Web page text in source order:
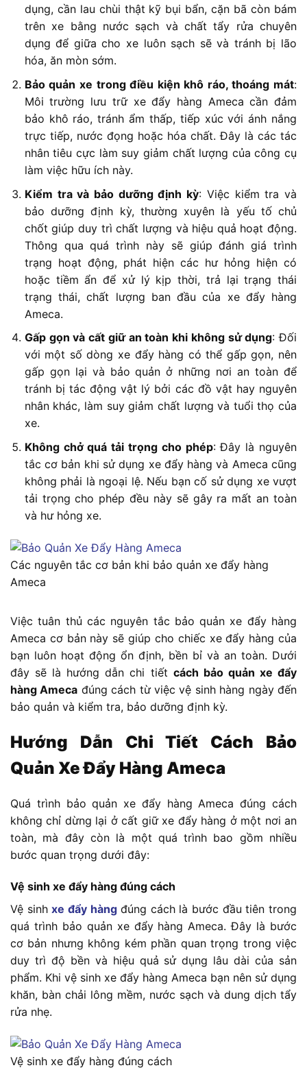
dụng, cần lau chùi thật kỹ bụi bẩn, cặn bã còn bám
trên xe bằng nước sạch và chất tẩy rửa chuyên
dụng để giữa cho xe luôn sạch sẽ và tránh bị lão
hóa, ăn mòn sớm.
Bảo quản xe trong điều kiện khô ráo, thoáng mát:
Môi trường lưu trữ xe đẩy hàng Ameca cần đảm
bảo khô ráo, tránh ẩm thấp, tiếp xúc với ánh nắng
trực tiếp, nước đọng hoặc hóa chất. Đây là các tác
nhân tiêu cực làm suy giảm chất lượng của công cụ
làm việc hữu ích này.
Kiểm tra và bảo dưỡng định kỳ: Việc kiểm tra và
bảo dưỡng định kỳ, thường xuyên là yếu tố chủ
chốt giúp duy trì chất lượng và hiệu quả hoạt động.
Thông qua quá trình này sẽ giúp đánh giá trình
trạng hoạt động, phát hiện các hư hỏng hiện có
hoặc tiềm ẩn để xử lý kịp thời, trả lại trạng thái
trạng thái, chất lượng ban đầu của xe đẩy hàng
Ameca.
Gấp gọn và cất giữ an toàn khi không sử dụng: Đối
với một số dòng xe đẩy hàng có thể gấp gọn, nên
gấp gọn lại và bảo quản ở những nơi an toàn để
tránh bị tác động vật lý bởi các đồ vật hay nguyên
nhân khác, làm suy giảm chất lượng và tuổi thọ của
xe.
Không chở quá tải trọng cho phép: Đây là nguyên
tắc cơ bản khi sử dụng xe đẩy hàng và Ameca cũng
không phải là ngoại lệ. Nếu bạn cố sử dụng xe vượt
tải trọng cho phép đều này sẽ gây ra mất an toàn
và hư hỏng xe.
Các nguyên tắc cơ bản khi bảo quản xe đẩy hàng
Ameca
Việc tuân thủ các nguyên tắc bảo quản xe đẩy hàng
Ameca cơ bản này sẽ giúp cho chiếc xe đẩy hàng của
bạn luôn hoạt động ổn định, bền bỉ và an toàn. Dưới
đây sẽ là hướng dẫn chi tiết cách bảo quản xe đẩy
hàng Ameca đúng cách từ việc vệ sinh hàng ngày đến
bảo quản và kiểm tra, bảo dưỡng định kỳ.
Hướng Dẫn Chi Tiết Cách Bảo
Quản Xe Đẩy Hàng Ameca
Quá trình bảo quản xe đẩy hàng Ameca đúng cách
không chỉ dừng lại ở cất giữ xe đẩy hàng ở một nơi an
toàn, mà đây còn là một quá trình bao gồm nhiều
bước quan trọng dưới đây:
Vệ sinh xe đẩy hàng đúng cách
Vệ sinhxe đẩy hàngđúng cách là bước đầu tiên trong
quá trình bảo quản xe đẩy hàng Ameca. Đây là bước
cơ bản nhưng không kém phần quan trọng trong việc
duy trì độ bền và hiệu quả sử dụng lâu dài của sản
phẩm. Khi vệ sinh xe đẩy hàng Ameca bạn nên sử dụng
khăn, bàn chải lông mềm, nước sạch và dung dịch tẩy
rửa nhẹ.
Vệ sinh xe đẩy hàng đúng cách